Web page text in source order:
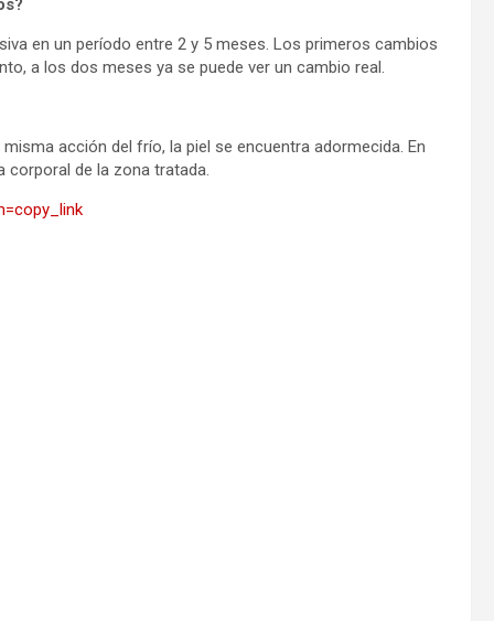
en un período entre 2 y 5 meses. Los primeros cambios
a los dos meses ya se puede ver un cambio real.
acción del frío, la piel se encuentra adormecida. En
corporal de la zona tratada.